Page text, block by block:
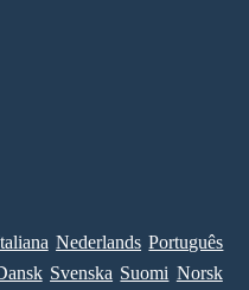
Nederlands Português
Svenska Suomi Norsk